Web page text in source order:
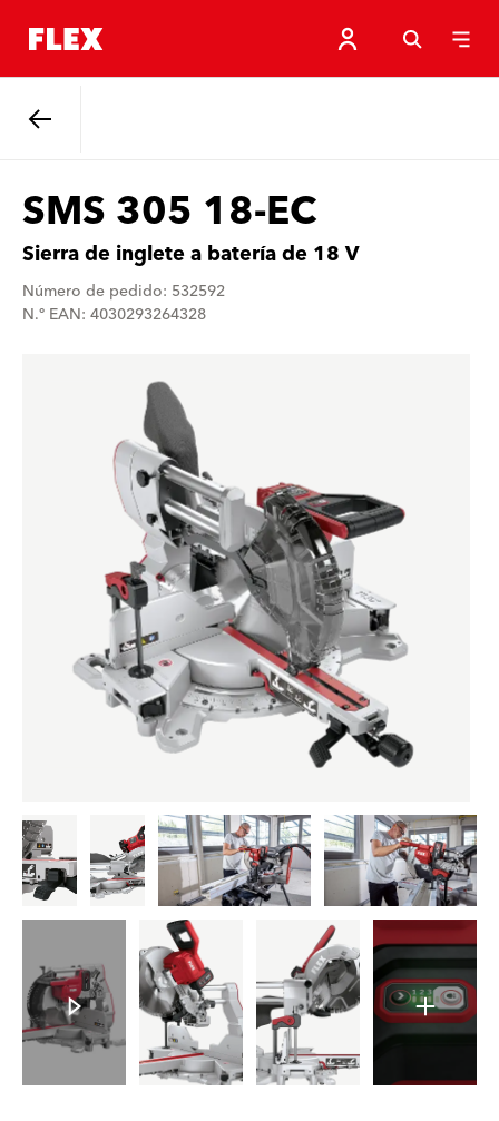
SMS 305 18-EC
Sierra de inglete a batería de 18 V
Número de pedido: 532592
N.º EAN: 4030293264328